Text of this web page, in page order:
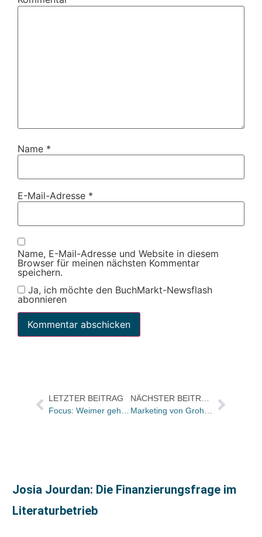
Name *
E-Mail-Adresse *
Name, E-Mail-Adresse und Website in diesem
Browser für meinen nächsten Kommentar
speichern.
Ja, ich möchte den BuchMarkt-Newsflash
abonnieren
LETZTER BEITRAG
Josia Jourdan: Die Finanzierungsfrage im
Literaturbetrieb